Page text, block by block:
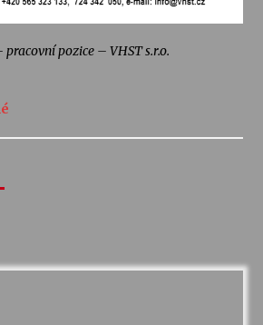
7. 2026
7. 2026
kousek za Humpolec. V Želivě ožije
Josefa Čapka
pozice – VHST s.r.o.